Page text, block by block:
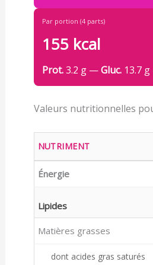
Par portion (4 parts)
155 kcal
Prot.3.2 g —Gluc.13.7
Valeurs nutritionnelles
NUTRIMENT
Énergie
Lipides
Matières grasses
dont acides gras saturés